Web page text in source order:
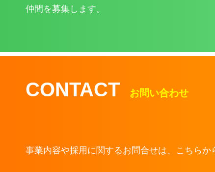
仲間を募集します。
CONTACT お問い合わせ
事業内容や採用に関するお問合せは、こちらか